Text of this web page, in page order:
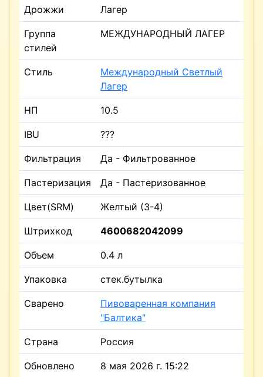
Дрожжи Лагер
Группа
стилей
МЕЖДУНАРОДНЫЙ ЛАГЕР
Стиль
Международный Светлый
Лагер
НП 10.5
IBU ???
Фильтрация Да - Фильтрованное
Пастеризация Да - Пастеризованное
Цвет(SRM) Желтый (3-4)
Штрихкод 4600682042099
Объем 0.4 л
Упаковка стек.бутылка
Сварено
Пивоваренная компания
"Балтика"
Страна Россия
Обновлено 8 мая 2026 г. 15:22